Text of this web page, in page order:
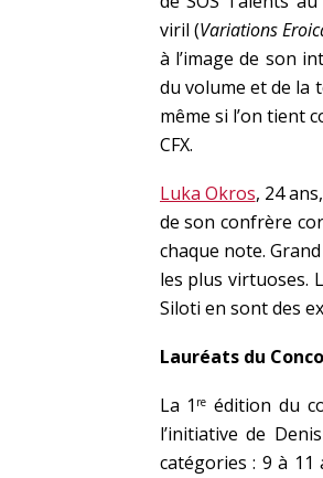
viril (Variations
à l’image de son
du volume et de la
même si l’on tient
CFX.
Luka Okros, 24
de son confrère
chaque note.
les plus virtuoses.
Siloti en sont des
Lauréats du
La 1 re édition du
l’initiative de
catégories : 9 à